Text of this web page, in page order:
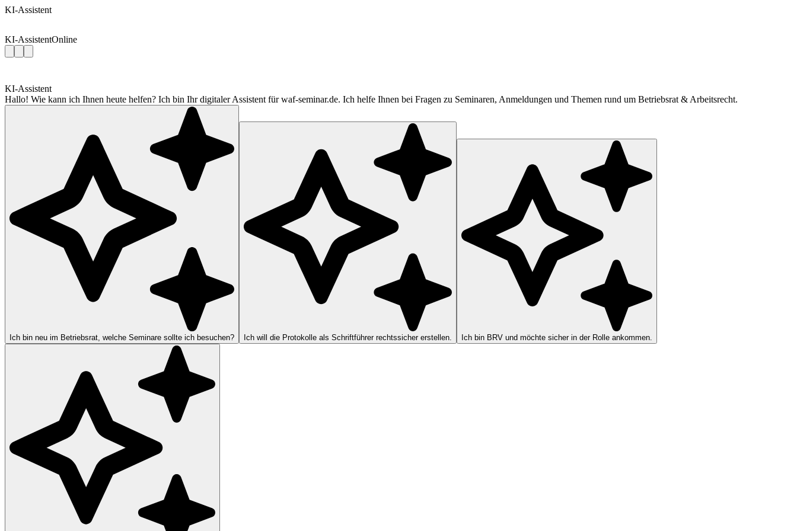
KI-Assistent
KI-AssistentOnline
KI-Assistent
Hallo! Wie kann ich Ihnen heute helfen? Ich bin Ihr digitaler Assistent für waf-seminar.de. Ich helfe Ihnen bei Fragen zu Seminaren, Anmeldungen und Themen rund um Betriebsrat & Arbeitsrecht.
Ich bin neu im Betriebsrat, welche Seminare sollte ich besuchen? Ich will die Protokolle als Schriftführer rechtssicher erstellen. Ich bin BRV und möchte sicher in der Rolle ankommen.